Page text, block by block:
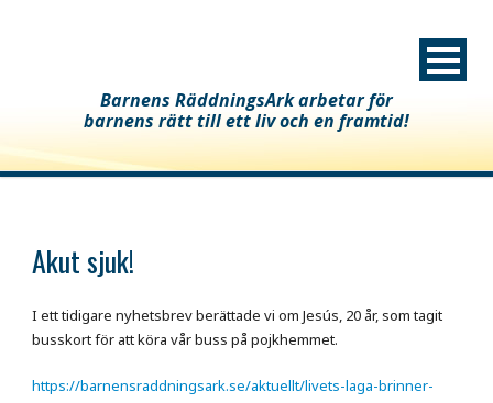
Barnens RäddningsArk arbetar för
barnens rätt till ett liv och en framtid!
Akut sjuk!
I ett tidigare nyhetsbrev berättade vi om Jesús, 20 år, som tagit
busskort för att köra vår buss på pojkhemmet.
https://barnensraddningsark.se/aktuellt/livets-laga-brinner-